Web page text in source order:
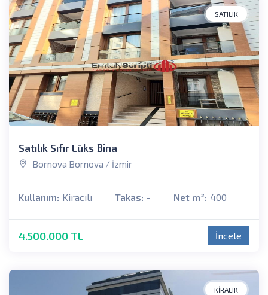
SATILIK
Satılık Sıfır Lüks Bina
Bornova Bornova / İzmir
Kullanım: Kiracılı Takas: - Net m²: 400
4.500.000 TL İncele
KIRALIK